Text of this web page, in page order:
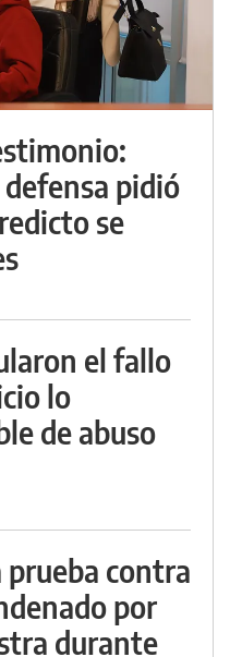
pidió
se
el fallo
lo
de abuso
contra
por
durante